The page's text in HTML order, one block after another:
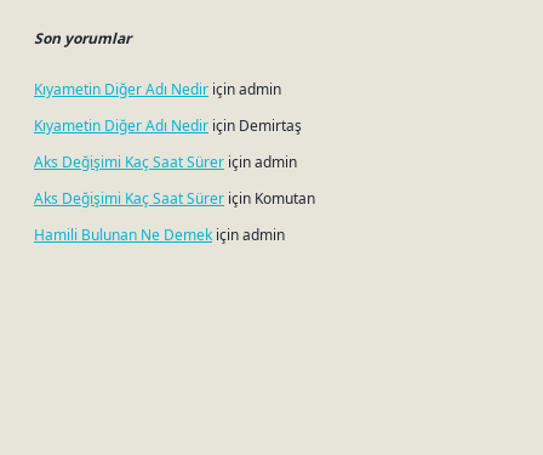
Son yorumlar
Kıyametin Diğer Adı Nedir içinadmin
Kıyametin Diğer Adı Nedir için Demirtaş
Aks Değişimi Kaç Saat Sürer içinadmin
Aks Değişimi Kaç Saat Sürer için Komutan
Hamili Bulunan Ne Demek içinadmin